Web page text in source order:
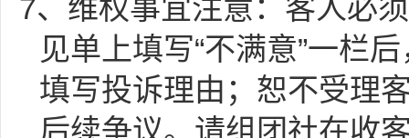
7、维权事宜注意：客人必
见单上填写“不满意”一栏
填写投诉理由；恕不受理
后续争议。请组团社在收